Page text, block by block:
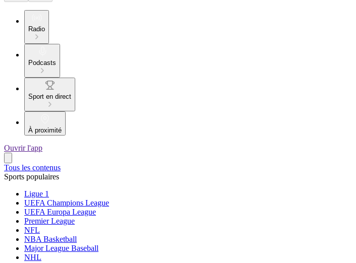
Radio
Podcasts
Sport en direct
À proximité
Ouvrir l'app
Tous les contenus
Sports populaires
Ligue 1
UEFA Champions League
UEFA Europa League
Premier League
NFL
NBA Basketball
Major League Baseball
NHL